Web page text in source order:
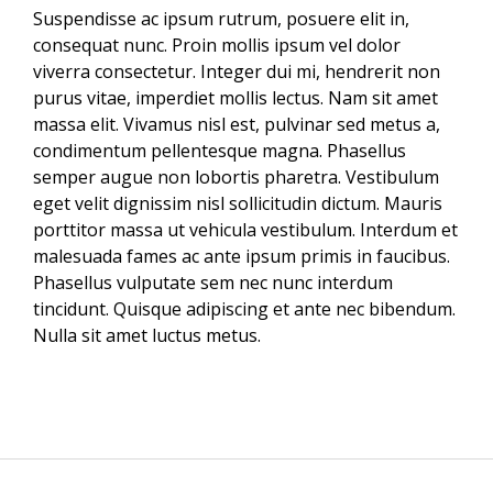
Suspendisse ac ipsum rutrum, posuere elit in,
consequat nunc. Proin mollis ipsum vel dolor
viverra consectetur. Integer dui mi, hendrerit non
purus vitae, imperdiet mollis lectus. Nam sit amet
massa elit. Vivamus nisl est, pulvinar sed metus a,
condimentum pellentesque magna. Phasellus
semper augue non lobortis pharetra. Vestibulum
eget velit dignissim nisl sollicitudin dictum. Mauris
porttitor massa ut vehicula vestibulum. Interdum et
malesuada fames ac ante ipsum primis in faucibus.
Phasellus vulputate sem nec nunc interdum
tincidunt. Quisque adipiscing et ante nec bibendum.
Nulla sit amet luctus metus.